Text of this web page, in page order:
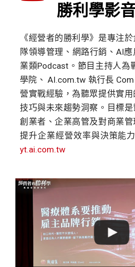
勝利學影
《經營者的勝利學》是專注
隊領導管理、網路行銷、AI
業類Podcast。節目主持人為
學院、 AI.com.tw 執行長
營實戰經驗，為聽眾提供實
技巧與未來趨勢洞察。目標是
創業者、企業高管及對商業管
提升企業經營效率與決策能
yt.ai.com.tw